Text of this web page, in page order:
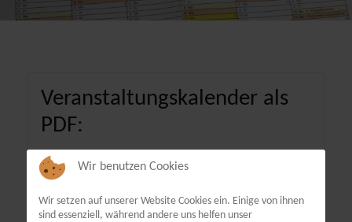
Veranstaltungskalender als
PDF:
Wir benutzen Cookies
Wir setzen auf unserer Website Cookies ein. Einige von ihnen
sind essenziell, während andere uns helfen unser